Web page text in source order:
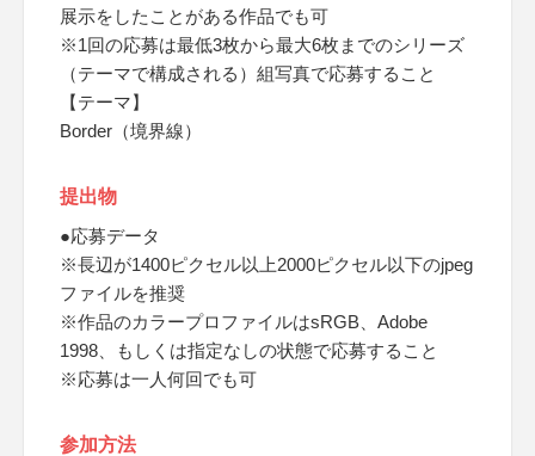
展示をしたことがある作品でも可
※1回の応募は最低3枚から最大6枚までのシリーズ
（テーマで構成される）組写真で応募すること
【テーマ】
Border（境界線）
提出物
●応募データ
※長辺が1400ピクセル以上2000ピクセル以下のjpeg
ファイルを推奨
※作品のカラープロファイルはsRGB、Adobe
1998、もしくは指定なしの状態で応募すること
※応募は一人何回でも可
参加方法